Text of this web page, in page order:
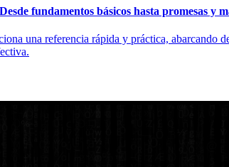
fundamentos básicos hasta promesas y
una referencia rápida y práctica,